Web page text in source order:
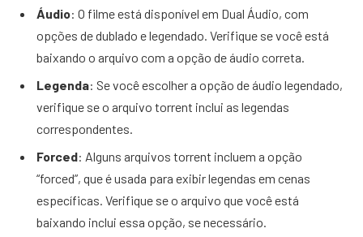
Áudio: O filme está disponível em Dual Áudio, com
opções de dublado e legendado. Verifique se você está
baixando o arquivo com a opção de áudio correta.
Legenda: Se você escolher a opção de áudio legendado,
verifique se o arquivo torrent inclui as legendas
correspondentes.
Forced: Alguns arquivos torrent incluem a opção
“forced”, que é usada para exibir legendas em cenas
específicas. Verifique se o arquivo que você está
baixando inclui essa opção, se necessário.